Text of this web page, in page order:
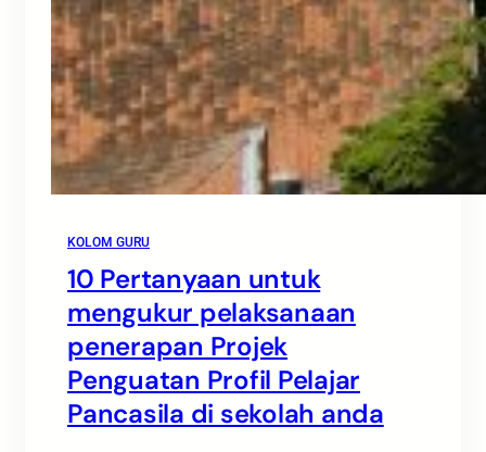
KOLOM GURU
10 Pertanyaan untuk
mengukur pelaksanaan
penerapan Projek
Penguatan Profil Pelajar
Pancasila di sekolah anda